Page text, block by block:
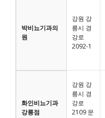
박비뇨기과의
원
강원 강
릉시 경
강로
2092-1
화인비뇨기과
강릉점
강원 강
릉시 경
강로
2109 문